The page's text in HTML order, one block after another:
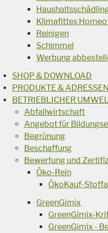
Klimafittes
Reinigen
Schimmel
Werbung
SHOP & DOWNLOAD
PRODUKTE & ADRESSEN
BETRIEBLICHER
Abfallwirtschaft
Angebot für
Begrünung
Beschaffung
Bewertung und
Öko-Rein
ÖkoKauf-
GreenGimix
GreenGimix-
GreenGimix -